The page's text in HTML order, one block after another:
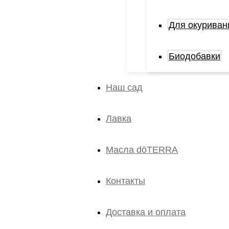
Для
Биодобавки
Наш сад
Лавка
Масла dōTERRA
Контакты
Доставка и оплата